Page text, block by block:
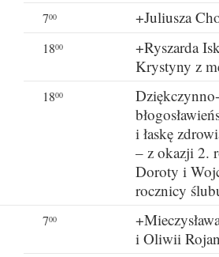
700 +Juliusza
1800
+Ryszarda
Krystyny z
1800
i łaskę
– z okazji 2.
Doroty i
rocznicy
700
i Oliwii